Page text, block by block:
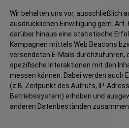
Wir behalten uns vor, ausschließlich
ausdrücklichen Einwilligung gem. Art.
darüber hinaus eine statistische
Kampagnen mittels Web Beacons
versendeten E-Mails durchzuführen,
spezifische Interaktionen mit den
messen können. Dabei werden auch
(z.B. Zeitpunkt des Aufrufs, IP-
Betriebssystem) erhoben und
anderen Datenbeständen